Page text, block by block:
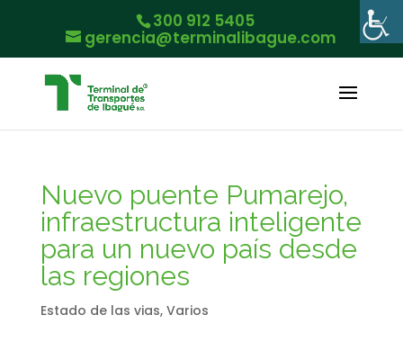
300 912 5405
gerencia@terminalibague.com
Nuevo puente Pumarejo,
infraestructura inteligente
para un nuevo país desde
las regiones
Estado de las vias, Varios